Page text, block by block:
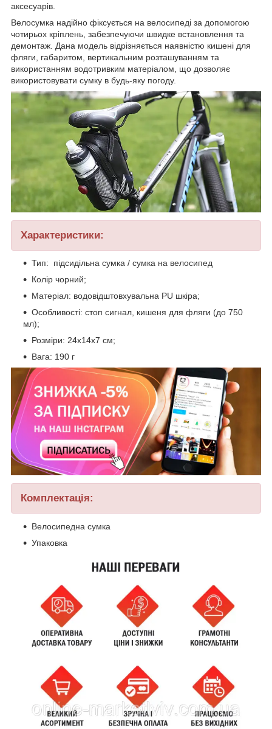
аксесуарів.
Велосумка надійно фіксується на велосипеді за допомогою
чотирьох кріплень, забезпечуючи швидке встановлення та
демонтаж. Дана модель відрізняється наявністю кишені для
фляги, габаритом, вертикальним розташуванням та
використанням водотривким матеріалом, що дозволяє
використовувати сумку в будь-яку погоду.
Характеристики:
Тип: підсидільна сумка / сумка на велосипед
Колір чорний;
Матеріал: водовідштовхувальна PU шкіра;
Особливості: стоп сигнал, кишеня для фляги (до 750
мл);
Розміри: 24х14х7 см;
Вага: 190 г
Комплектація:
Велосипедна сумка
Упаковка